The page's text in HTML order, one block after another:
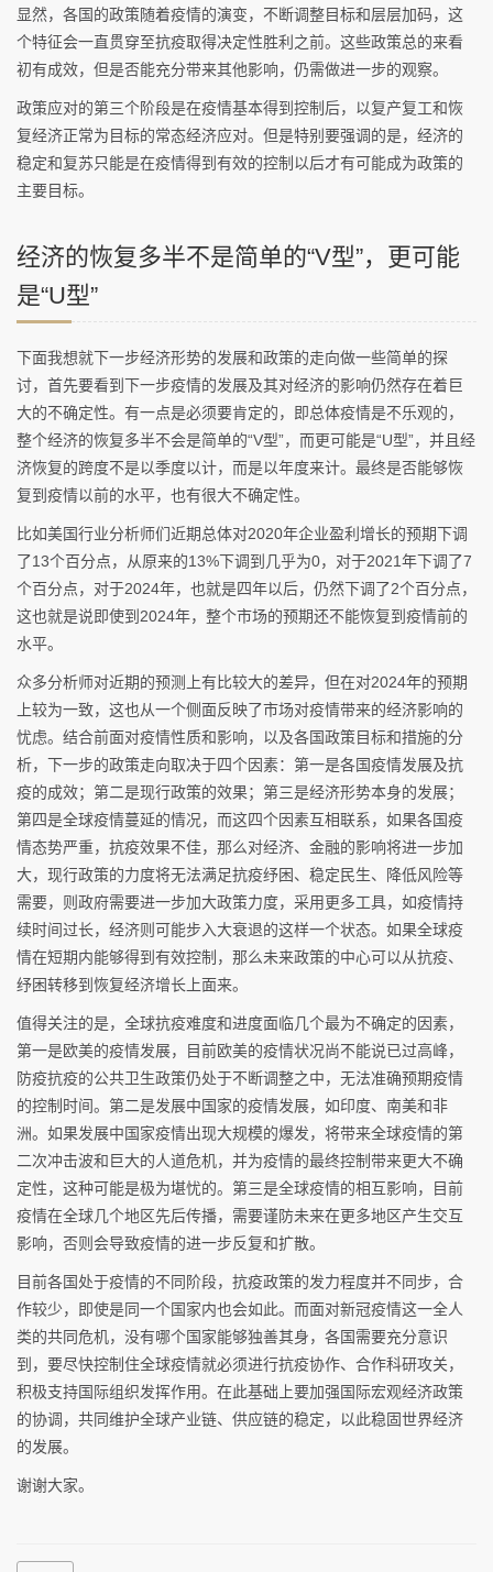
显然，各国的政策随着疫情的演变，不断调整目标和层层加码，这
个特征会一直贯穿至抗疫取得决定性胜利之前。这些政策总的来看
初有成效，但是否能充分带来其他影响，仍需做进一步的观察。
政策应对的第三个阶段是在疫情基本得到控制后，以复产复工和恢
复经济正常为目标的常态经济应对。但是特别要强调的是，经济的
稳定和复苏只能是在疫情得到有效的控制以后才有可能成为政策的
主要目标。
经济的恢复多半不是简单的“V型”，更可能
是“U型”
下面我想就下一步经济形势的发展和政策的走向做一些简单的探
讨，首先要看到下一步疫情的发展及其对经济的影响仍然存在着巨
大的不确定性。有一点是必须要肯定的，即总体疫情是不乐观的，
整个经济的恢复多半不会是简单的“V型”，而更可能是“U型”，并且经
济恢复的跨度不是以季度以计，而是以年度来计。最终是否能够恢
复到疫情以前的水平，也有很大不确定性。
比如美国行业分析师们近期总体对2020年企业盈利增长的预期下调
了13个百分点，从原来的13%下调到几乎为0，对于2021年下调了7
个百分点，对于2024年，也就是四年以后，仍然下调了2个百分点，
这也就是说即使到2024年，整个市场的预期还不能恢复到疫情前的
水平。
众多分析师对近期的预测上有比较大的差异，但在对2024年的预期
上较为一致，这也从一个侧面反映了市场对疫情带来的经济影响的
忧虑。结合前面对疫情性质和影响，以及各国政策目标和措施的分
析，下一步的政策走向取决于四个因素：第一是各国疫情发展及抗
疫的成效；第二是现行政策的效果；第三是经济形势本身的发展；
第四是全球疫情蔓延的情况，而这四个因素互相联系，如果各国疫
情态势严重，抗疫效果不佳，那么对经济、金融的影响将进一步加
大，现行政策的力度将无法满足抗疫纾困、稳定民生、降低风险等
需要，则政府需要进一步加大政策力度，采用更多工具，如疫情持
续时间过长，经济则可能步入大衰退的这样一个状态。如果全球疫
情在短期内能够得到有效控制，那么未来政策的中心可以从抗疫、
纾困转移到恢复经济增长上面来。
值得关注的是，全球抗疫难度和进度面临几个最为不确定的因素，
第一是欧美的疫情发展，目前欧美的疫情状况尚不能说已过高峰，
防疫抗疫的公共卫生政策仍处于不断调整之中，无法准确预期疫情
的控制时间。第二是发展中国家的疫情发展，如印度、南美和非
洲。如果发展中国家疫情出现大规模的爆发，将带来全球疫情的第
二次冲击波和巨大的人道危机，并为疫情的最终控制带来更大不确
定性，这种可能是极为堪忧的。第三是全球疫情的相互影响，目前
疫情在全球几个地区先后传播，需要谨防未来在更多地区产生交互
影响，否则会导致疫情的进一步反复和扩散。
目前各国处于疫情的不同阶段，抗疫政策的发力程度并不同步，合
作较少，即使是同一个国家内也会如此。而面对新冠疫情这一全人
类的共同危机，没有哪个国家能够独善其身，各国需要充分意识
到，要尽快控制住全球疫情就必须进行抗疫协作、合作科研攻关，
积极支持国际组织发挥作用。在此基础上要加强国际宏观经济政策
的协调，共同维护全球产业链、供应链的稳定，以此稳固世界经济
的发展。
谢谢大家。